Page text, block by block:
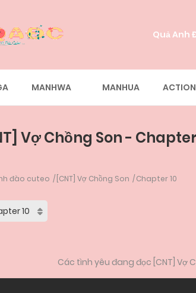
Quả Anh
MANHWA MANHUA ACTION
Vợ Chồng Son - Chapter
đào cuteo [CNT] Vợ Chồng Son Chapter 10
Các tình yêu đang đọc [CNT] Vợ